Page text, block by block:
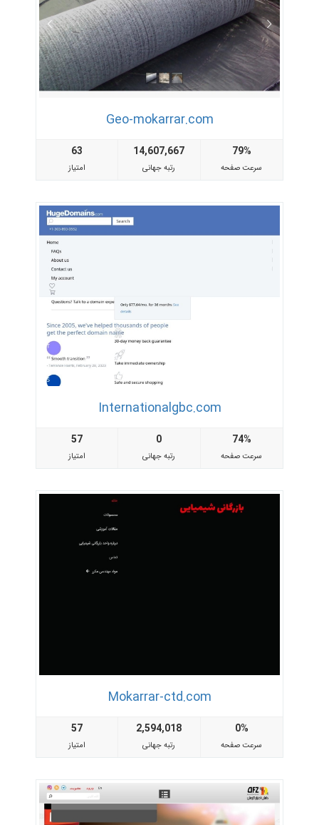
Geo-mokarrar.com
63
امتیاز
14,607,667
رتبه جهانی
79%
سرعت صفحه
Internationalgbc.com
57
امتیاز
0
رتبه جهانی
74%
سرعت صفحه
Mokarrar-ctd.com
57
امتیاز
2,594,018
رتبه جهانی
0%
سرعت صفحه